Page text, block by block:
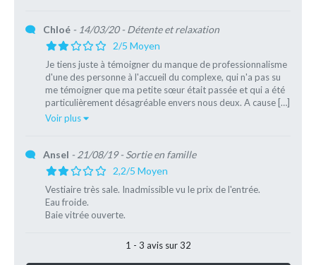
Chloé - 14/03/20- Détente et relaxation
2/5 Moyen
Je tiens juste à témoigner du manque de professionnalisme
d'une des personne à l'accueil du complexe, qui n'a pas su
me témoigner que ma petite sœur était passée et qui a été
particulièrement désagréable envers nous deux. A cause […]
Voir plus
Ansel - 21/08/19- Sortie en famille
2,2/5 Moyen
Vestiaire très sale. Inadmissible vu le prix de l'entrée.
Eau froide.
Baie vitrée ouverte.
1 - 3 avis sur 32